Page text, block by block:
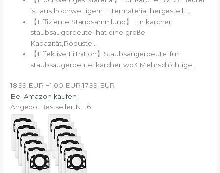
ist aus hochwertigem Filtermaterial hergestellt...
【Effiziente Staubsammlung】Für kärcher
staubsaugerbeutel hat eine große
Kapazität,Robuste...
【Effektive Filtration】Staubsaugerbeutel für
staubsaugerbeutel kärcher wd3 Mehrschichtige...
18,99 EUR −1,00 EUR 17,99 EUR
Bei Amazon kaufen
AngebotBestseller Nr. 6